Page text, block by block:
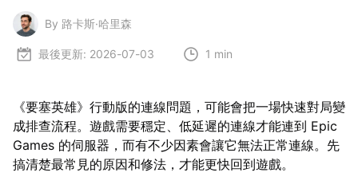
By 路卡斯·哈里森
最後更新: 2026-07-03 1 min
《要塞英雄》行動版的連線問題，可能會把一場快速對局變
成排查流程。遊戲需要穩定、低延遲的連線才能連到 Epic
Games 的伺服器，而有不少因素會讓它無法正常連線。先
搞清楚最常見的原因和修法，才能更快回到遊戲。